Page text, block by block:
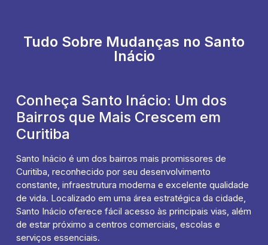
Tudo Sobre Mudanças no Santo
Inácio
Conheça Santo Inácio: Um dos
Bairros que Mais Crescem em
Curitiba
Santo Inácio é um dos bairros mais promissores de
Curitiba, reconhecido por seu desenvolvimento
constante, infraestrutura moderna e excelente qualidade
de vida. Localizado em uma área estratégica da cidade,
Santo Inácio oferece fácil acesso às principais vias, além
de estar próximo a centros comerciais, escolas e
serviços essenciais.